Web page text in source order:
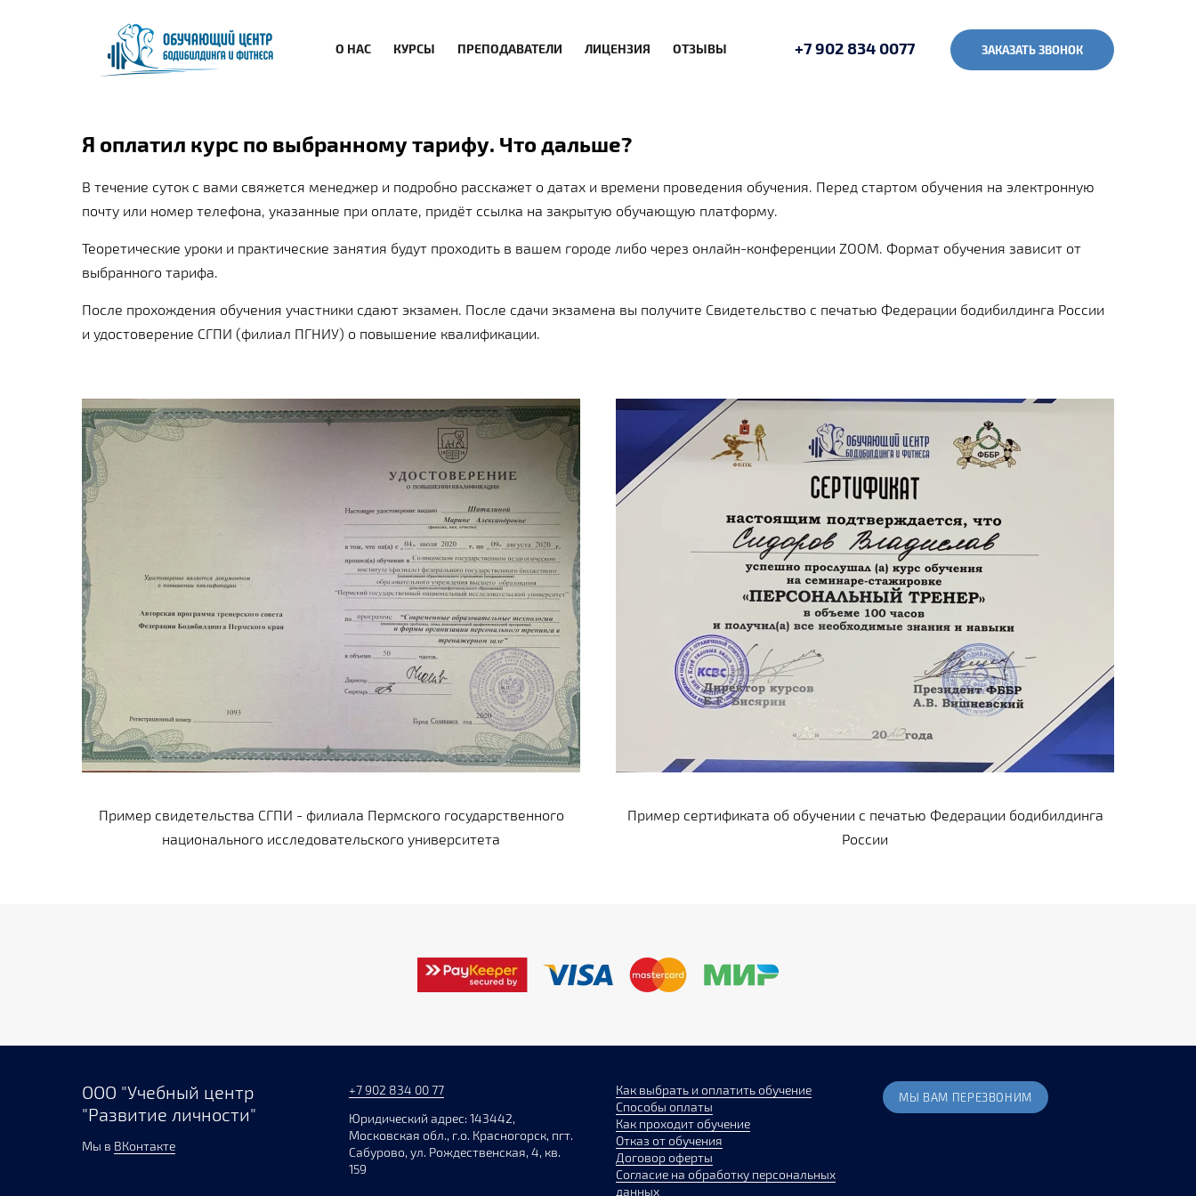
О НАС КУРСЫ ПРЕПОДАВАТЕЛИ ЛИЦЕНЗИЯ ОТЗЫВЫ +7 902 834 0077 ЗАКАЗАТЬ ЗВОНОК
Я оплатил курс по выбранному тарифу. Что дальше?
В течение суток с вами свяжется менеджер и подробно расскажет о датах и времени проведения обучения. Перед стартом обучения на электронную
почту или номер телефона, указанные при оплате, придёт ссылка на закрытую обучающую платформу.
Теоретические уроки и практические занятия будут проходить в вашем городе либо через онлайн-конференции ZOOM. Формат обучения зависит от
выбранного тарифа.
После прохождения обучения участники сдают экзамен. После сдачи экзамена вы получите Свидетельство с печатью Федерации бодибилдинга России
и удостоверение СГПИ (филиал ПГНИУ) о повышение квалификации.
Пример свидетельства СГПИ - филиала Пермского государственного
национального исследовательского университета
Пример сертификата об обучении с печатью Федерации бодибилдинга
России
ООО "Учебный центр
"Развитие личности"
Мы в ВКонтакте
+7 902 834 00 77
Юридический адрес: 143442,
Московская обл., г.о. Красногорск, пгт.
Сабурово, ул. Рождественская, 4, кв.
159
Как выбрать и оплатить обучение
Способы оплаты
Как проходит обучение
Отказ от обучения
Договор оферты
Согласие на обработку персональных
данных
МЫ ВАМ ПЕРЕЗВОНИМ